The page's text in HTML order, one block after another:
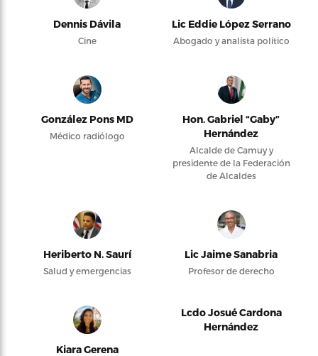
Dennis Dávila
Cine
Lic Eddie López Serrano
Abogado y analista político
González Pons MD
Médico radiólogo
Hon. Gabriel “Gaby”
Hernández
Alcalde de Camuy y
presidente de la Federación
de Alcaldes
Heriberto N. Saurí
Salud y emergencias
Lic Jaime Sanabria
Profesor de derecho
Kiara Gerena
Lcdo Josué Cardona
Hernández